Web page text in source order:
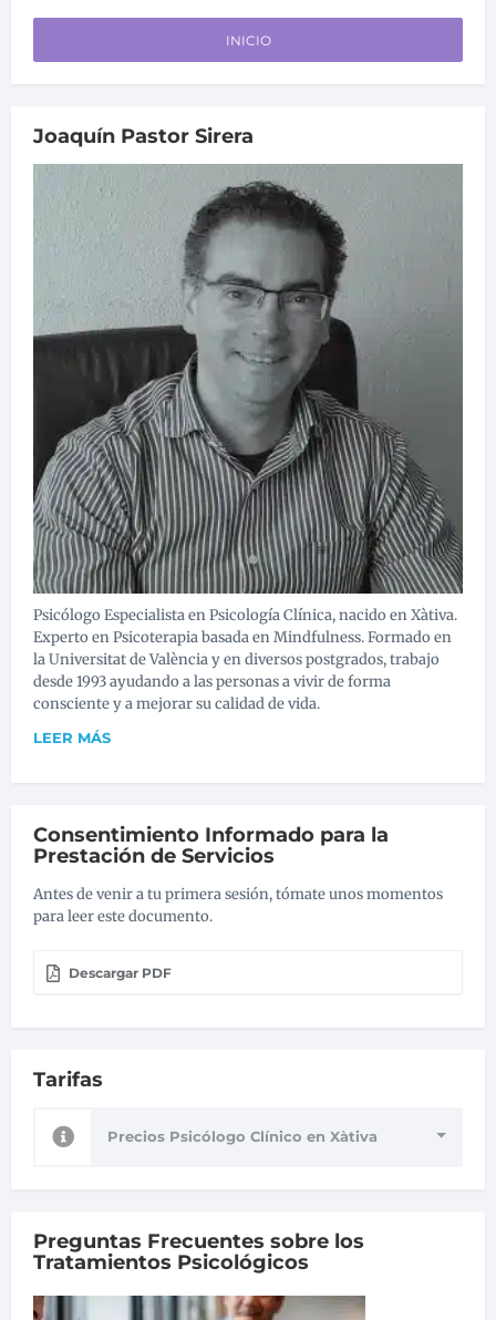
INICIO
Joaquín Pastor Sirera
Psicólogo Especialista en Psicología Clínica, nacido en Xàtiva.
Experto en Psicoterapia basada en Mindfulness. Formado en
la Universitat de València y en diversos postgrados, trabajo
desde 1993 ayudando a las personas a vivir de forma
consciente y a mejorar su calidad de vida.
LEER MÁS
Consentimiento Informado para la
Prestación de Servicios
Antes de venir a tu primera sesión, tómate unos momentos
para leer este documento.
Descargar PDF
Tarifas
Precios Psicólogo Clínico en Xàtiva
Preguntas Frecuentes sobre los
Tratamientos Psicológicos